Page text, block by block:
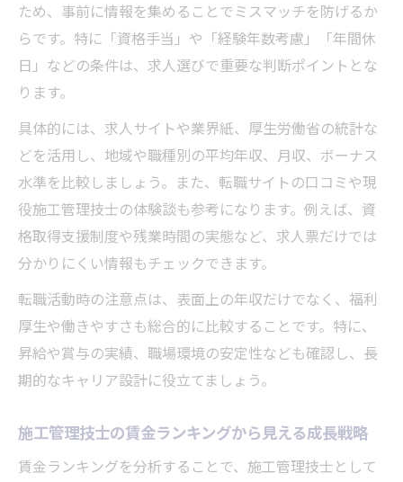
ため、事前に情報を集めることでミスマッチを防げるか
らです。特に「資格手当」や「経験年数考慮」「年間休
日」などの条件は、求人選びで重要な判断ポイントとな
ります。
具体的には、求人サイトや業界紙、厚生労働省の統計な
どを活用し、地域や職種別の平均年収、月収、ボーナス
水準を比較しましょう。また、転職サイトの口コミや現
役施工管理技士の体験談も参考になります。例えば、資
格取得支援制度や残業時間の実態など、求人票だけでは
分かりにくい情報もチェックできます。
転職活動時の注意点は、表面上の年収だけでなく、福利
厚生や働きやすさも総合的に比較することです。特に、
昇給や賞与の実績、職場環境の安定性なども確認し、長
期的なキャリア設計に役立てましょう。
施工管理技士の賃金ランキングから見える成長戦略
賃金ランキングを分析することで、施工管理技士として